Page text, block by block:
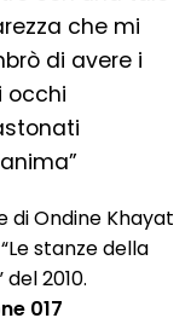
che mi
di avere i
occhi
di Ondine Khayat
stanze della
2010.
017